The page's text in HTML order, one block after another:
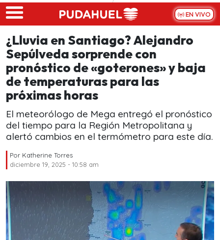
Skip to main content
EN VIVO
¿Lluvia en Santiago? Alejandro
Sepúlveda sorprende con
pronóstico de «goterones» y baja
de temperaturas para las
próximas horas
El meteorólogo de Mega entregó el pronóstico
del tiempo para la Región Metropolitana y
alertó cambios en el termómetro para este día.
Por Katherine Torres
diciembre 19, 2025 - 10:58 am